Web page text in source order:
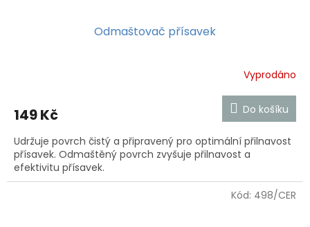
Odmaštovač přísavek
Vyprodáno
149 Kč Do košíku
Udržuje povrch čistý a připravený pro optimální přilnavost
přísavek. Odmaštěný povrch zvyšuje přilnavost a
efektivitu přísavek.
Kód: 498/CER